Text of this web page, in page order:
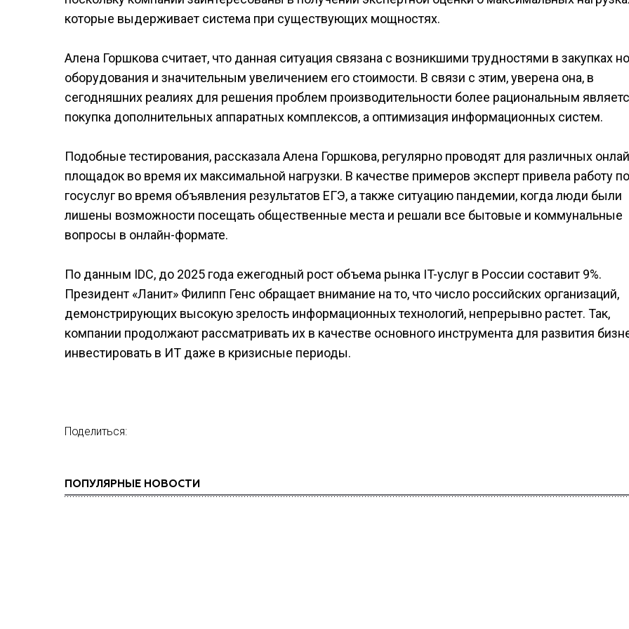
которые выдерживает система при существующих мощностях.
Алена Горшкова считает, что данная ситуация связана с возникшими трудностями в закупках
оборудования и значительным увеличением его стоимости. В связи с этим, уверена она, в
сегодняшних реалиях для решения проблем производительности более рациональным
покупка дополнительных аппаратных комплексов, а оптимизация информационных систем.
Подобные тестирования, рассказала Алена Горшкова, регулярно проводят для различных
площадок во время их максимальной нагрузки. В качестве примеров эксперт привела работу
госуслуг во время объявления результатов ЕГЭ, а также ситуацию пандемии, когда люди были
лишены возможности посещать общественные места и решали все бытовые и коммунальные
вопросы в онлайн-формате.
По данным IDC, до 2025 года ежегодный рост объема рынка IT-услуг в России составит 9%.
Президент «Ланит» Филипп Генс обращает внимание на то, что число российских организаций,
демонстрирующих высокую зрелость информационных технологий, непрерывно растет. Так,
компании продолжают рассматривать их в качестве основного инструмента для развития
инвестировать в ИТ даже в кризисные периоды.
Поделиться:
ПОПУЛЯРНЫЕ НОВОСТИ